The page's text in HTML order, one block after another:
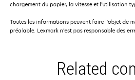
chargement du papier, la vitesse et l'utilisation
Toutes les informations peuvent faire l'objet de
préalable. Lexmark n'est pas responsable des
Related